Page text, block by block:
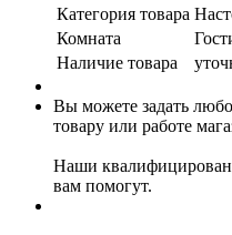
Категория товара
Комната
Наличие товара
Вы можете задать
товару или работе
Наши
вам помогут.